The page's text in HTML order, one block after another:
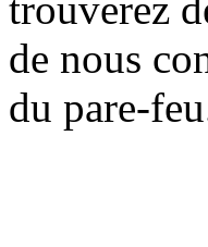
trouverez
de nous
du pare-